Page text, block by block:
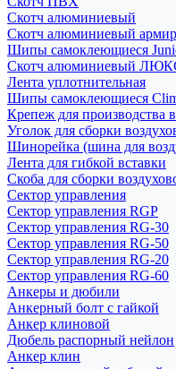
Скотч алюминиевый
Скотч алюминиевый
Шипы самоклеющиеся
Скотч алюминиевый
Лента уплотнительная
Шипы самоклеющиеся
Крепеж для производства
Уголок для сборки
Шинорейка (шина для
Лента для гибкой вставки
Скоба для сборки
Сектор управления
Сектор управления RGP
Сектор управления RG-30
Сектор управления RG-50
Сектор управления RG-20
Сектор управления RG-60
Анкеры и дюбили
Анкерный болт с гайкой
Анкер клиновой
Дюбель распорный нейлон
Анкер клин